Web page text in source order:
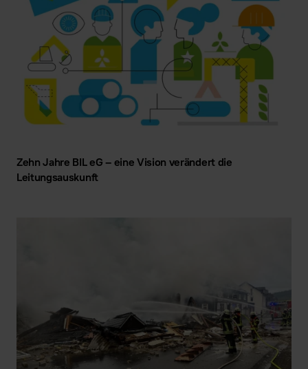
Zehn Jahre BIL eG – eine Vision verändert die
Leitungsauskunft